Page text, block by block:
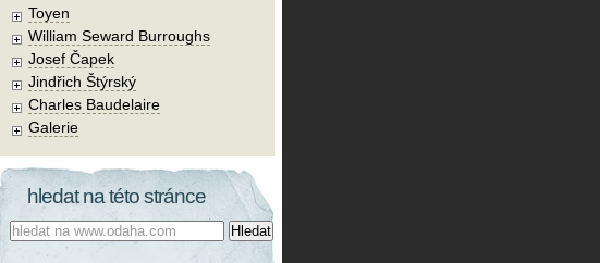
Toyen
William Seward Burroughs
Josef Čapek
Jindřich Štýrský
Charles Baudelaire
Galerie
hledat na této stránce
Co hledat: